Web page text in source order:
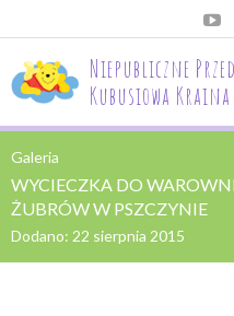
Niepubliczne
Kubusiowa Kraina
Galeria
WYCIECZKA DO
ŻUBRÓW W PSZCZYNIE
Dodano: 22 sierpnia 2015